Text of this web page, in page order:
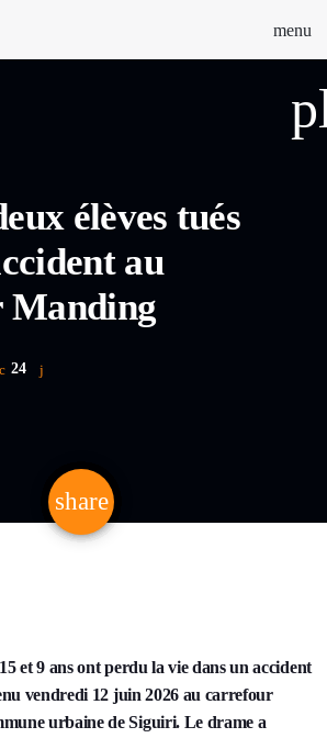
menu
élèves tués
au
Manding
24
share
email
et 9 ans ont perdu la vie dans un accident
vendredi 12 juin 2026 au carrefour
urbaine de Siguiri. Le drame a